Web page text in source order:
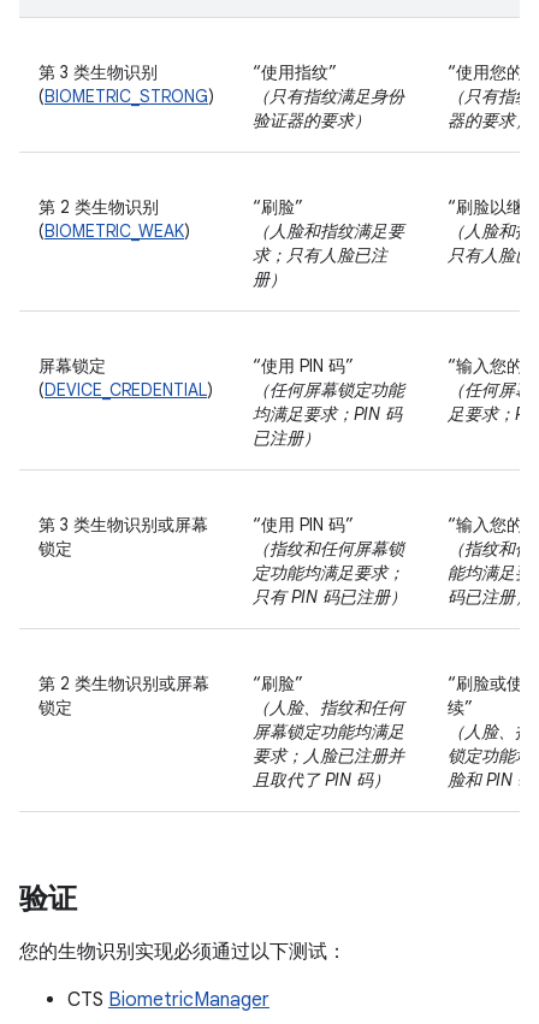
第 3 类生物识别
(BIOMETRIC_STRONG)
“使用指纹”
（只有指纹满足身份
验证器的要求）
“使用您的
（只有指
器的要求）
第 2 类生物识别
(BIOMETRIC_WEAK)
“刷脸”
（人脸和指纹满足要
求；只有人脸已注
册）
“刷脸以继
（人脸和
只有人脸已
屏幕锁定
(DEVICE_CREDENTIAL)
“使用 PIN 码”
（任何屏幕锁定功能
均满足要求；PIN 码
已注册）
“输入您的
（任何屏
足要求；
第 3 类生物识别或屏幕
锁定
“使用 PIN 码”
（指纹和任何屏幕锁
定功能均满足要求；
只有 PIN 码已注册）
“输入您的
（指纹和
能均满足要
码已注册）
第 2 类生物识别或屏幕
锁定
“刷脸”
（人脸、指纹和任何
屏幕锁定功能均满足
要求；人脸已注册并
且取代了 PIN 码）
“刷脸或使
续”
（人脸、
锁定功能均
脸和 PIN
验证
您的生物识别实现必须通过以下测试：
CTS BiometricManager